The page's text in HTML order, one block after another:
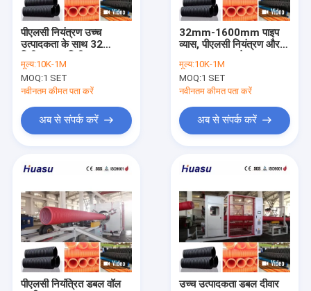
कारखाने का दौरा
गुणवत्ता नियंत्रण
हमसे संपर्क करें
समाचार
डबल दीवार नालीदार पाइप बाहर निकालना लाइन
एकल दीवार नालीदार पाइप बाहर निकालना लाइन
पीएलसी नियंत्रण उच्च
उत्पादकता के साथ 32
के लिए डबल दीवार नालीदार
पाइप एक्सट्रूज़न लाइन
मूल्य:10K-1M
MOQ:1 SET
नवीनतम कीमत पता करें
अब से संपर्क करें
32mm-1600mm पाइप
व्यास, पीएलसी नियंत्रण और
वॉल नालीदार पाइप
एक्सट्रूज़न मशीन
मूल्य:10K-1M
MOQ:1 SET
नवीनतम कीमत पता करें
अब से संपर्क करें
पीएलसी नियंत्रित डबल वॉल
उच्च उत्पादकता डबल दीवार